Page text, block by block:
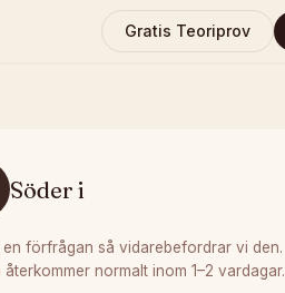
Gratis Teoriprov
Söder i
en förfrågan så vidarebefordrar vi den.
återkommer normalt inom 1–2 vardagar.